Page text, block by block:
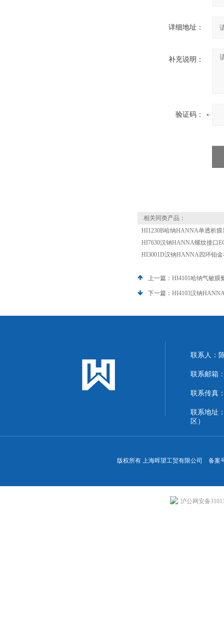
详细地址：
补充说明：
验证码：
相关同类产品：
HI1230B哈纳HANNA单透析
HI7630汉钠HANNA螺纹接口
HI3001D汉钠HANNA四环铂
上一篇： HI4101哈纳气敏膜
下一篇： HI4103汉钠
联系人：
联系邮箱
联系传真
联系地址
区）
版权所有 上海晖望工贸有限公司 备案
沪公网安备